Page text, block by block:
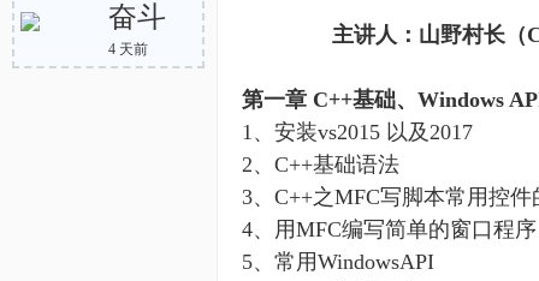
奋斗
4 天前
主讲人：山野村长（C++
第一章 C++基础、 Windows
1、安装vs2015 以及2017
2、 C++基础语法
3、 C++之MFC写脚本常用控件
4、用MFC编写简单的窗口程序
5、常用WindowsAPI